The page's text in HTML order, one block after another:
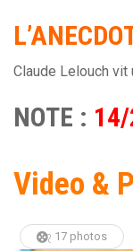
Claude Lelouch vit
NOTE :
Video &
17 photos